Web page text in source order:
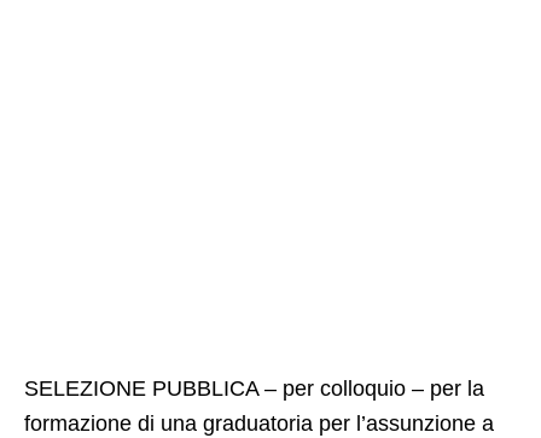
SELEZIONE PUBBLICA – per colloquio – per la
formazione di una graduatoria per l’assunzione a